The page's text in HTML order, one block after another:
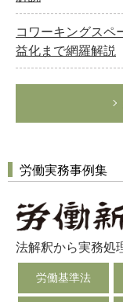
コワーキングスペ
益化まで網羅解説
労働実務事例集
法解釈から実務処
労働基準法